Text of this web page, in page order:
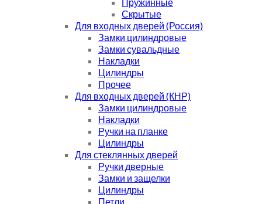
Скрытые
Для входных дверей (Россия)
Замки цилиндровые
Замки сувальдные
Накладки
Цилиндры
Прочее
Для входных дверей (КНР)
Замки цилиндровые
Накладки
Ручки на планке
Цилиндры
Для стеклянных дверей
Ручки дверные
Замки и защелки
Цилиндры
Петли